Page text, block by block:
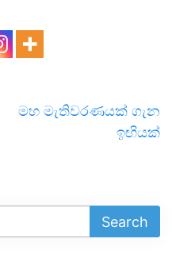
මහ මැතිවරණයක් ගැන
ඉඟියක්